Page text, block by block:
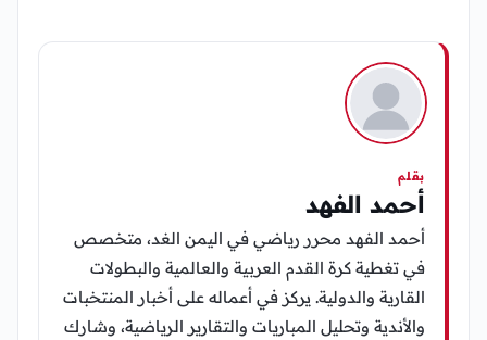
بقلم
أحمد الفهد
أحمد الفهد محرر رياضي في اليمن الغد، متخصص
في تغطية كرة القدم العربية والعالمية والبطولات
القارية والدولية. يركز في أعماله على أخبار المنتخبات
والأندية وتحليل المباريات والتقارير الرياضية، وشارك